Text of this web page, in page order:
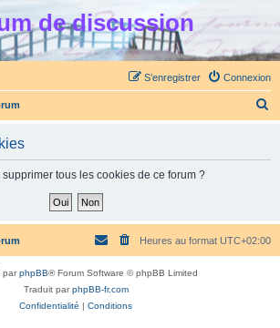
de discussion
Connexion
S’enregistrer
h
tous les cookies de ce forum ?
Heures au format UTC+02:00
parphpBB® Forum Software © phpBB Limited
Traduit parphpBB-fr.com
Confidentialité | Conditions